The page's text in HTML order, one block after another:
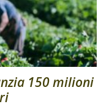
150 milioni